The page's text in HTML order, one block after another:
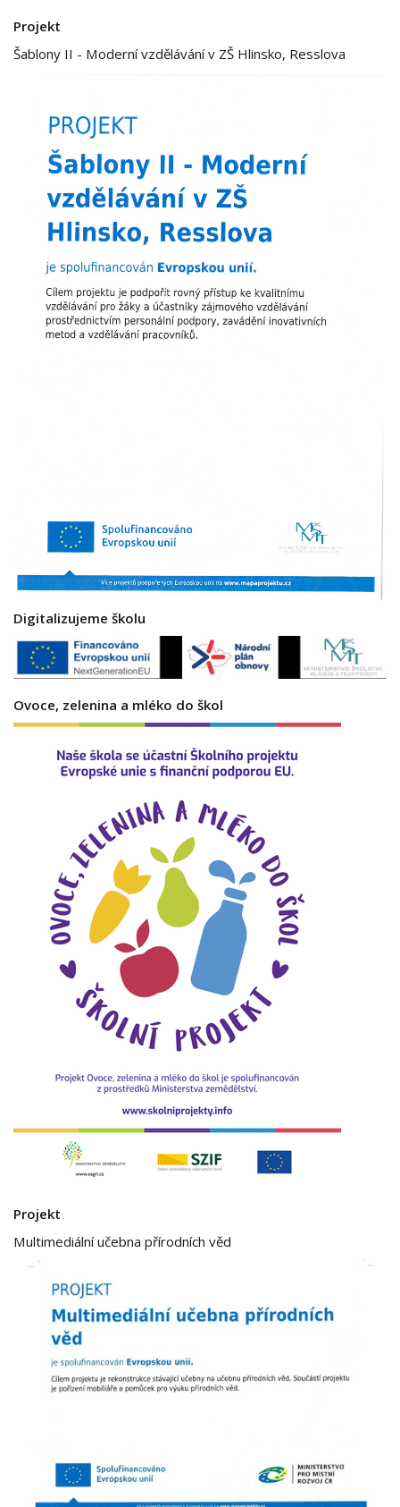
Projekt
Šablony II - Moderní vzdělávání v ZŠ Hlinsko, Resslova
Digitalizujeme školu
Ovoce, zelenina a mléko do škol
Projekt
Multimediální učebna přírodních věd